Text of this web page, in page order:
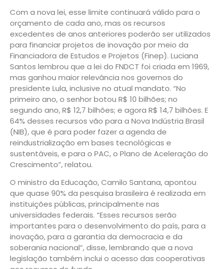
Com a nova lei, esse limite continuará válido para o
orçamento de cada ano, mas os recursos
excedentes de anos anteriores poderão ser utilizados
para financiar projetos de inovação por meio da
Financiadora de Estudos e Projetos (Finep). Luciana
Santos lembrou que a lei do FNDCT foi criada em 1969,
mas ganhou maior relevância nos governos do
presidente Lula, inclusive no atual mandato. “No
primeiro ano, o senhor botou R$ 10 bilhões; no
segundo ano, R$ 12,7 bilhões; e agora R$ 14,7 bilhões. E
64% desses recursos vão para a Nova Indústria Brasil
(NIB), que é para poder fazer a agenda de
reindustrialização em bases tecnológicas e
sustentáveis, e para o PAC, o Plano de Aceleração do
Crescimento”, relatou.
O ministro da Educação, Camilo Santana, apontou
que quase 90% da pesquisa brasileira é realizada em
instituições públicas, principalmente nas
universidades federais. “Esses recursos serão
importantes para o desenvolvimento do país, para a
inovação, para a garantia da democracia e da
soberania nacional”, disse, lembrando que a nova
legislação também inclui o acesso das cooperativas